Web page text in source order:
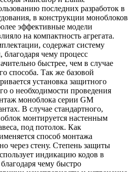
последних разработок в
в конструкции моноблоков
эффективные модели
на компактность агрегата.
содержат систему
благодаря чему процесс
быстрее, чем в случае
способа. Так же базовой
установка защитного
о необходимости проведения
моноблока серии GM
В случае стандартного,
монтируется настенным
под потолок. Как
способ монтажа
через стену. Степень защиты
индикацию кодов в
чему быстро